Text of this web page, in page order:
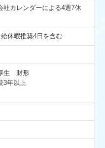
社カレンダーによる4週7休
休暇推奨4日を含む
生 財形
3年以上